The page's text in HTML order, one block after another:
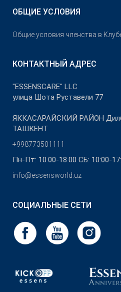
ОБЩИЕ УСЛОВИЯ
Общие условия членства в
КОНТАКТНЫЙ АДРЕС
"ESSENSCARE" LLC
улица Шота Руставели 77
ЯККАСАРАЙСКИЙ РАЙОН
ТАШКЕНТ
+998773501111
Пн-Пт: 10.00-18.00 СБ: 10:00-
info@essensworld.uz
СОЦИАЛЬНЫЕ СЕТИ